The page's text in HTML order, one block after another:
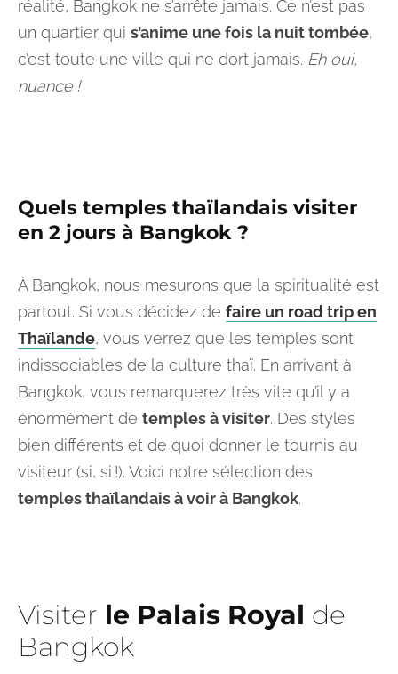
réalité, Bangkok ne s’arrête jamais. Ce n’est pas
un quartier qui s’anime une fois la nuit tombée,
c’est toute une ville qui ne dort jamais. Eh oui,
nuance !
Quels temples thaïlandais visiter
en 2 jours à Bangkok ?
À Bangkok, nous mesurons que la spiritualité est
partout. Si vous décidez de faire un road trip en
Thaïlande, vous verrez que les temples sont
indissociables de la culture thaï. En arrivant à
Bangkok, vous remarquerez très vite qu’il y a
énormément de temples à visiter. Des styles
bien différents et de quoi donner le tournis au
visiteur (si, si !). Voici notre sélection des
temples thaïlandais à voir à Bangkok.
Visiter le Palais Royal de
Bangkok